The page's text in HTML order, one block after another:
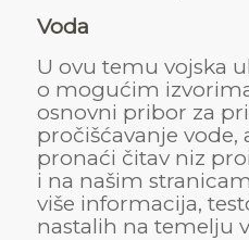
Voda
U ovu temu vojska
o mogućim
osnovni pribor za
pročišćavanje vode,
pronaći čitav niz
i na našim
više informacija,
nastalih na temelju